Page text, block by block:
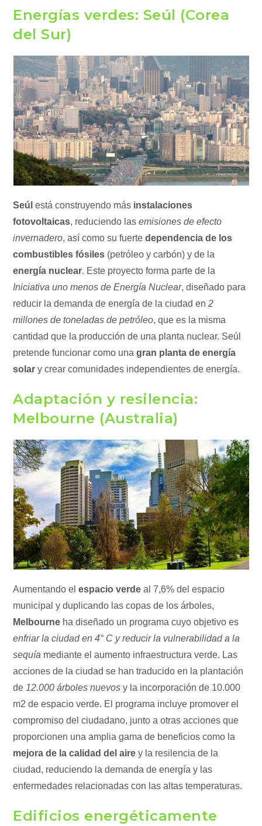
Energías verdes: Seúl (Corea
del Sur)
Seúl está construyendo más instalaciones
fotovoltaicas, reduciendo lasemisiones de efecto
invernadero, así como su fuertedependencia de los
combustibles fósiles (petróleo y carbón) y de la
energía nuclear. Este proyecto forma parte de la
Iniciativa uno menos de Energía Nuclear, diseñado para
reducir la demanda de energía de la ciudad en2
millones de toneladas de petróleo, que es la misma
cantidad que la producción de una planta nuclear. Seúl
pretende funcionar como unagran planta de energía
solar y crear comunidades independientes de energía.
Adaptación y resilencia:
Melbourne (Australia)
Aumentando elespacio verde al 7,6% del espacio
municipal y duplicando las copas de los árboles,
Melbourne ha diseñado un programa cuyo objetivo es
enfriar la ciudad en 4° C y reducir la vulnerabilidad a la
sequía mediante el aumento infraestructura verde. Las
acciones de la ciudad se han traducido en la plantación
de 12.000 árboles nuevos y la incorporación de 10.000
m2 de espacio verde. El programa incluye promover el
compromiso del ciudadano, junto a otras acciones que
proporcionen una amplia gama de beneficios como la
mejora de la calidad del aire y la resilencia de la
ciudad, reduciendo la demanda de energía y las
enfermedades relacionadas con las altas temperaturas.
Edificios energéticamente